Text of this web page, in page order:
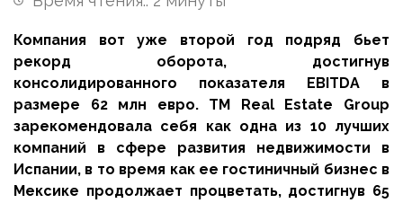
Компания вот уже второй год подряд бьет
рекорд оборота, достигнув
консолидированного показателя EBITDA в
размере 62 млн евро. TM Real Estate Group
зарекомендовала себя как одна из 10 лучших
компаний в сфере развития недвижимости в
Испании, в то время как ее гостиничный бизнес в
Мексике продолжает процветать, достигнув 65